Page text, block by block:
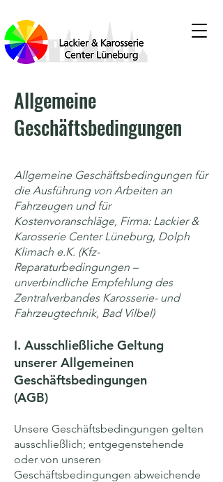
Allgemeine
Geschäftsbedingungen
Allgemeine Geschäftsbedingungen für
die Ausführung von Arbeiten an
Fahrzeugen und für
Kostenvoranschläge, Firma: Lackier &
Karosserie Center Lüneburg, Dolph
Klimach e.K. (Kfz-
Reparaturbedingungen –
unverbindliche Empfehlung des
Zentralverbandes Karosserie- und
Fahrzeugtechnik, Bad Vilbel)
I. Ausschließliche Geltung
unserer Allgemeinen
Geschäftsbedingungen
(AGB)
Unsere Geschäftsbedingungen gelten
ausschließlich; entgegenstehende
oder von unseren
Geschäftsbedingungen abweichende